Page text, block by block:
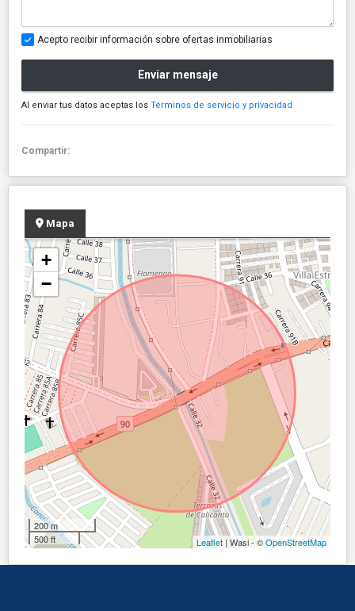
Acepto recibir información sobre ofertas inmobiliarias
Enviar mensaje
Al enviar tus datos aceptas los Términos de servicio y privacidad
Compartir:
Mapa
+
−
200 m
500 ft
Leaflet | Wasi - ©OpenStreetMap